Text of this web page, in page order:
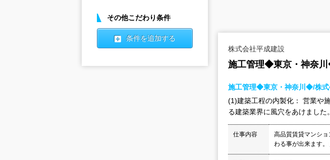
株式会社平成建設
施工管理◆東京・神奈
施工管理◆東京・神奈川◆/株式
(1)建築工程の内製化： 営業や
る建築業界に風穴をあけまし
仕事内容
高品質賃貸マンシ
わる事が出来ます
その他こだわり条件
条件を追加する